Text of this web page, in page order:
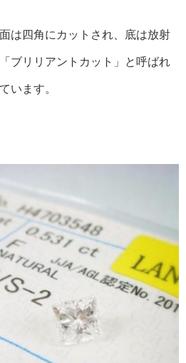
は四角にカットされ、底は放射
ブリリアントカット」と呼ばれ
います。